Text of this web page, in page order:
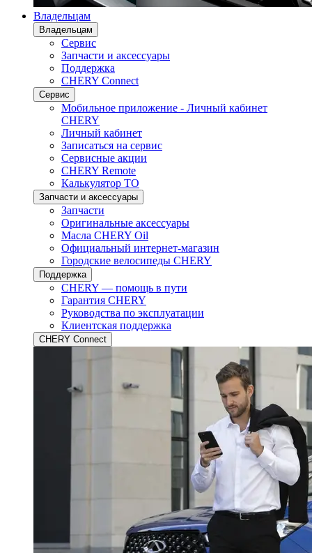
Владельцам
Владельцам
Сервис
Запчасти и аксессуары
Поддержка
CHERY Connect
Сервис
Мобильное приложение - Личный кабинет
CHERY
Личный кабинет
Записаться на сервис
Сервисные акции
CHERY Remote
Калькулятор ТО
Запчасти и аксессуары
Запчасти
Оригинальные аксессуары
Масла CHERY Oil
Официальный интернет-магазин
Городские велосипеды CHERY
Поддержка
CHERY — помощь в пути
Гарантия CHERY
Руководства по эксплуатации
Клиентская поддержка
CHERY Connect